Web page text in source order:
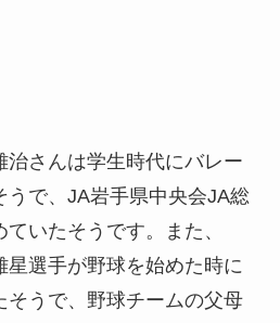
治さんは学生時代にバレー
うで、JA岩手県中央会JA総
いたそうです。また、
星選手が野球を始めた時に
そうで、野球チームの父母